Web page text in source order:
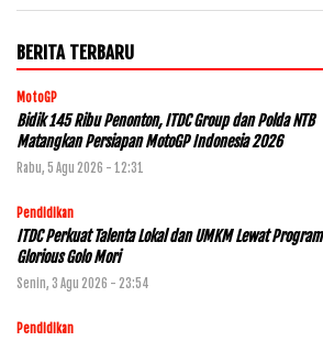
BERITA TERBARU
MotoGP
Bidik 145 Ribu Penonton, ITDC Group dan Polda NTB
Matangkan Persiapan MotoGP Indonesia 2026
Rabu, 5 Agu 2026 - 12:31
Pendidikan
ITDC Perkuat Talenta Lokal dan UMKM Lewat Program
Glorious Golo Mori
Senin, 3 Agu 2026 - 23:54
Pendidikan